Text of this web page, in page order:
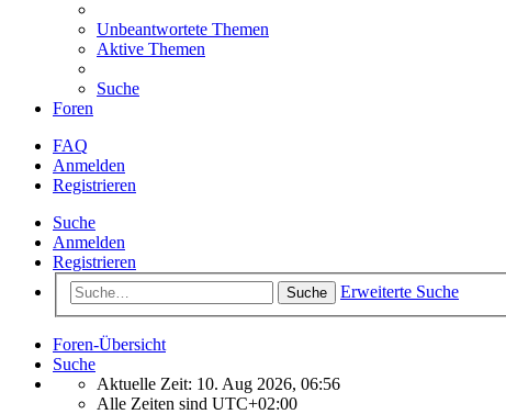
Unbeantwortete Themen
Aktive Themen
Suche
Foren
FAQ
Anmelden
Registrieren
Suche
Anmelden
Registrieren
Suche Erweiterte Suche
Foren-Übersicht
Suche
Aktuelle Zeit: 10. Aug 2026, 06:56
Alle Zeiten sind UTC+02:00